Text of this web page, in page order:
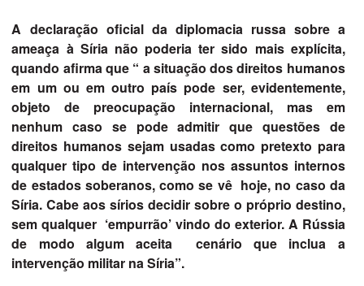
A declaração oficial da diplomacia russa sobre a
ameaça à Síria não poderia ter sido mais explícita,
quando afirma que “ a situação dos direitos humanos
em um ou em outro país pode ser, evidentemente,
objeto de preocupação internacional, mas em
nenhum caso se pode admitir que questões de
direitos humanos sejam usadas como pretexto para
qualquer tipo de intervenção nos assuntos internos
de estados soberanos, como se vê hoje, no caso da
Síria. Cabe aos sírios decidir sobre o próprio destino,
sem qualquer ‘empurrão’ vindo do exterior. A Rússia
de modo algum aceita cenário que inclua a
intervenção militar na Síria”.